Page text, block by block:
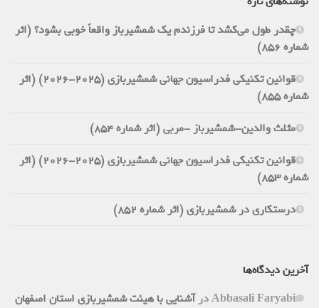
چقدر طول می‌کشد تا فرزندم یک شمشیرباز واقعاً خوبی بشود؟ (اثر
شماره 856)
قوانین تکنیکی فدراسیون جهانی شمشیربازی (2025-2026) (اثر
شماره 855)
مثلث والدین-شمشیرباز -مربی (اثر شماره 854)
قوانین تکنیکی فدراسیون جهانی شمشیربازی (2025-2026) (اثر
شماره 853)
درستکاری در شمشیربازی (اثر شماره 852)
آخرین دیدگاه‌ها
Abbasali Faryabiدرآشنایی با هیئت شمشیربازی استان اصفهان